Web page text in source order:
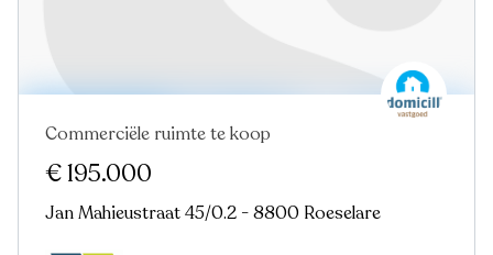
Nieuw
Commerciële ruimte te koop
€ 195.000
Jan Mahieustraat 45/0.2 - 8800 Roeselare